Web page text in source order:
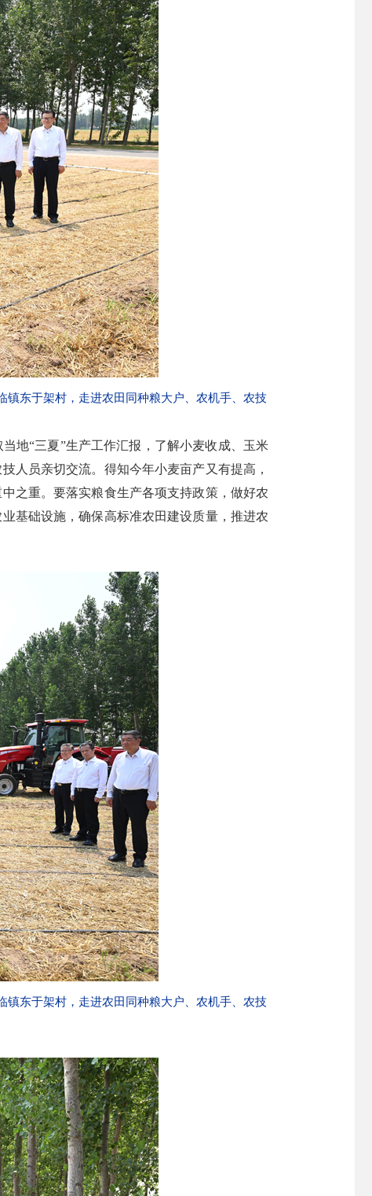
东于架村，走进农田同种粮大户、农机手、农技
地“三夏”生产工作汇报，了解小麦收成、玉米
人员亲切交流。得知今年小麦亩产又有提高，
之重。要落实粮食生产各项支持政策，做好农
基础设施，确保高标准农田建设质量，推进农
东于架村，走进农田同种粮大户、农机手、农技